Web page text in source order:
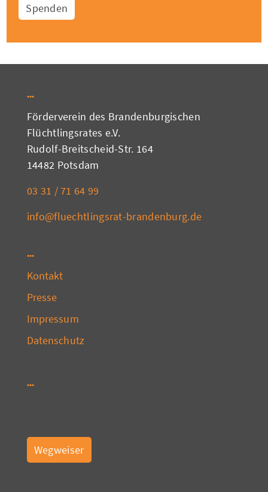
Spenden
Förderverein des Brandenburgischen
Flüchtlingsrates e.V.
Rudolf-Breitscheid-Str. 164
14482 Potsdam
03 31 / 71 64 99
info@fluechtlingsrat-brandenburg.de
Kontakt
Presse
Impressum
Datenschutz
Wegweiser